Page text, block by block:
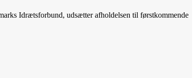
Idrætsforbund, udsætter afholdelsen til førstkommende